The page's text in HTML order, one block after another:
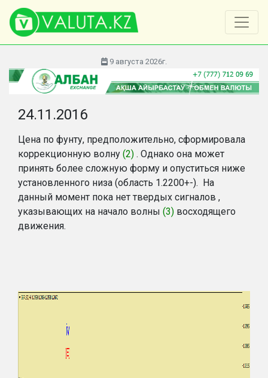
9 августа 2026г.
24.11.2016
Цена по фунту, предположительно, сформировала
коррекционную волну (2) . Однако она может
принять более сложную форму и опуститься ниже
установленного низа (область 1.2200+-). На
данный момент пока нет твердых сигналов ,
указывающих на начало волны (3) восходящего
движения.